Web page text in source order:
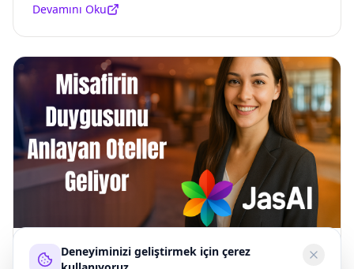
Devamını Oku
🤖 Misafirin Duygusunu Anlayan Oteller
Deneyiminizi geliştirmek için çerez